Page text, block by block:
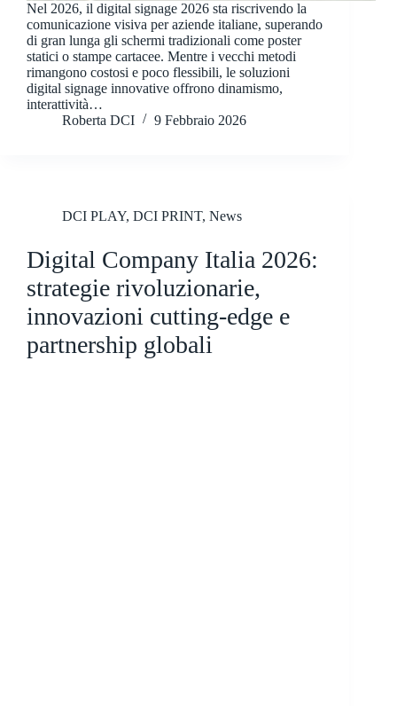
Nel 2026, il digital signage 2026 sta riscrivendo la
comunicazione visiva per aziende italiane, superando
di gran lunga gli schermi tradizionali come poster
statici o stampe cartacee. Mentre i vecchi metodi
rimangono costosi e poco flessibili, le soluzioni
digital signage innovative offrono dinamismo,
interattività…
Roberta DCI
9 Febbraio 2026
DCI PLAY, DCI PRINT, News
Digital Company Italia 2026:
strategie rivoluzionarie,
innovazioni cutting-edge e
partnership globali